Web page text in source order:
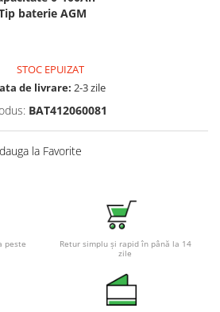
baterie AGM
STOC EPUIZAT
de livrare: 2-3 zile
BAT412060081
la Favorite
peste
Retur simplu și rapid în până la 14
zile